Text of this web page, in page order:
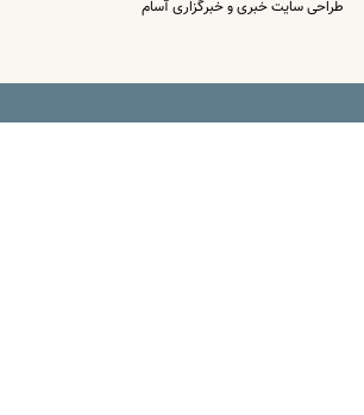
طراحی سایت خبری و خبرگزاری آسام